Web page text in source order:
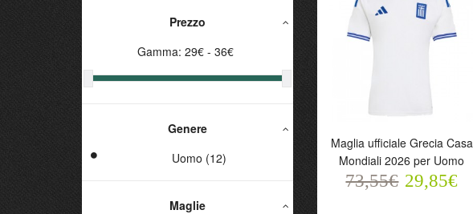
Prezzo
Gamma:29€ -36€
Genere
Uomo (12)
Maglie
Maglia ufficiale Grecia
Casa Mondiali 2026 per
Uomo
73,55€
Maglia ufficiale Grecia Casa
Mondiali 2026 per Uomo
73,55€ 29,85€